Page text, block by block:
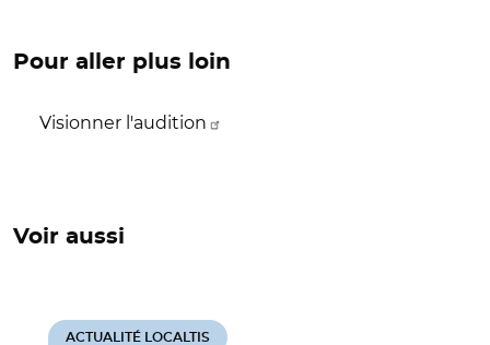
Pour aller plus loin
Visionner l'audition
Voir aussi
ACTUALITÉ LOCALTIS